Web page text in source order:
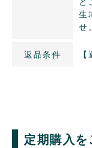
生
せ。
返品条件
定期購入